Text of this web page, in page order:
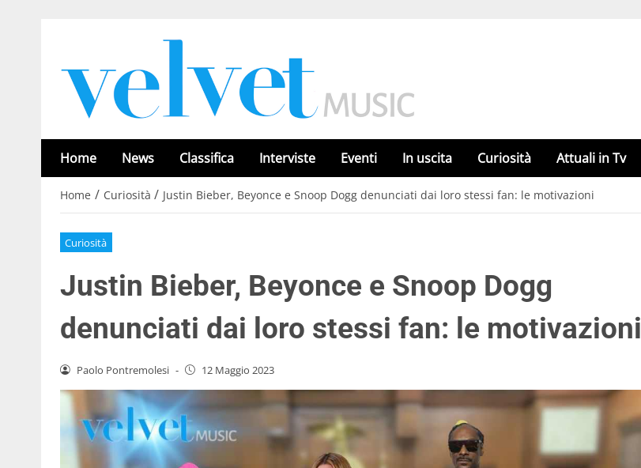
Home News Classifica Interviste Eventi In uscita Curiosità Attuali in Tv
Home / Curiosità / Justin Bieber, Beyonce e Snoop Dogg denunciati dai loro stessi fan: le motivazioni
Curiosità
Justin Bieber, Beyonce e Snoop Dogg
denunciati dai loro stessi fan: le motivazioni
Paolo Pontremolesi - 12 Maggio 2023